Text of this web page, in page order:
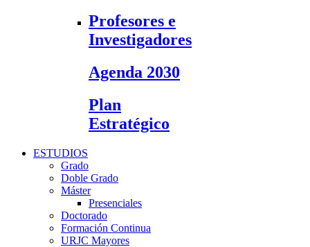
Profesores e
Investigadores
Agenda 2030
Plan
Estratégico
ESTUDIOS
Grado
Doble Grado
Máster
Presenciales
Doctorado
Formación Continua
URJC Mayores